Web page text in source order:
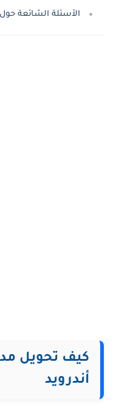
الأسئلة الشائعة
كيف تحويل
أندرويد